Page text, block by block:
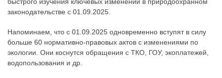
законодательстве с 01.09.2025.
Напоминаем, что с 01.09.2025 одновременно вступят в силу
больше 60 нормативно-правовых актов с изменениями по
экологии. Они коснутся обращения с ТКО, ГОУ, экоплатежей,
водопользования и др.